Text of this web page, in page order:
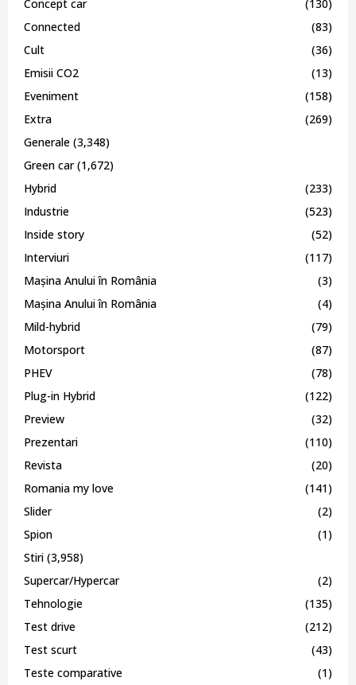
Concept car
(130)
Connected
(83)
Cult
(36)
Emisii CO2
(13)
Eveniment
(158)
Extra
(269)
Generale (3,348)
Green car(1,672)
Hybrid
(233)
Industrie
(523)
Inside story
(52)
Interviuri
(117)
Mașina Anului în România
(3)
Mașina Anului în România
(4)
Mild-hybrid
(79)
Motorsport
(87)
PHEV
(78)
Plug-in Hybrid
(122)
Preview
(32)
Prezentari
(110)
Revista
(20)
Romania my love
(141)
Slider
(2)
Spion
(1)
Stiri (3,958)
Supercar/Hypercar
(2)
Tehnologie
(135)
Test drive
(212)
Test scurt
(43)
Teste comparative
(1)